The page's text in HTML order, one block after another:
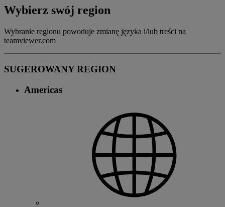
Wybierz swój region
Wybranie regionu powoduje zmianę języka i/lub treści na
teamviewer.com
SUGEROWANY REGION
Americas